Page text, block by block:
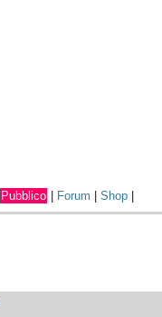
Pubblico Forum |Shop